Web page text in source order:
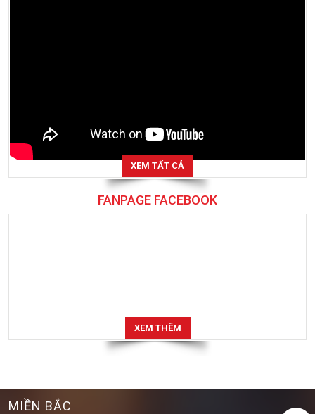
XEM TẤT CẢ
FANPAGE FACEBOOK
XEM THÊM
MIỀN BẮC